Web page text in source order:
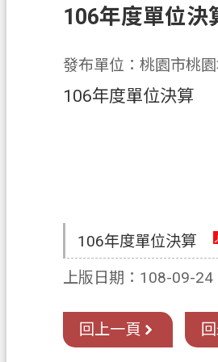
106年度單位決
發布單位：桃園市桃
106年度單位決算
106年度單位決算
上版日期：108-09-24
回上一頁